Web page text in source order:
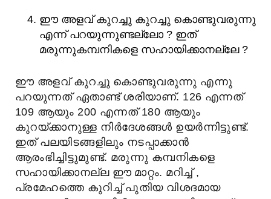
ഈ അളവ് കുറച്ചു കുറച്ചു കൊണ്ടുവരുന്നു
എന്ന് പറയുന്നുണ്ടല്ലോ ? ഇത്
മരുന്നുകമ്പനികളെ സഹായിക്കാനല്ലേ ?
ഈ അളവ് കുറച്ചു കൊണ്ടുവരുന്നു എന്നു
പറയുന്നത് ഏതാണ്ട് ശരിയാണ്. 126 എന്നത്
109 ആയും 200 എന്നത് 180 ആയും
കുറയ്ക്കാനുള്ള നിര്‍ദേശങ്ങള്‍ ഉയര്‍ന്നിട്ടുണ്ട്.
ഇത് പലയിടങ്ങളിലും നടപ്പാക്കാന്‍
ആരംഭിച്ചിട്ടുമുണ്ട്. മരുന്നു കമ്പനികളെ
സഹായിക്കാനല്ല ഈ മാറ്റം. മറിച്ച് ,
പ്രമേഹത്തെ കുറിച്ച് പുതിയ വിശദമായ